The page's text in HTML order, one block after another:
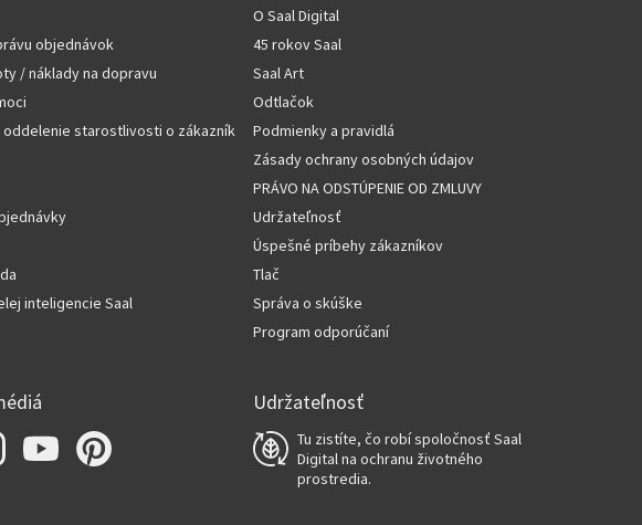
objednávok
/ náklady na dopravu
starostlivosti o zákazníkov
inteligencie Saal
O Saal Digital
45 rokov Saal
Saal Art
Odtlačok
Podmienky a pravidlá
Zásady ochrany osobných údajov
PRÁVO NA ODSTÚPENIE OD ZMLUVY
Udržateľnosť
Úspešné príbehy zákazníkov
Tlač
Správa o skúške
Program odporúčaní
Udržateľnosť
Tu zistíte, čo robí spoločnosť Saal
Digital na ochranu životného
prostredia.